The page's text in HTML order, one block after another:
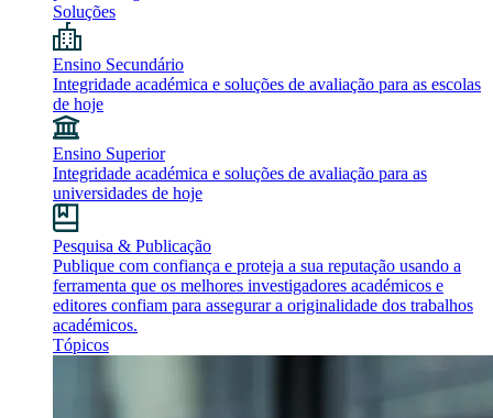
Soluções
Ensino Secundário
Integridade académica e soluções de avaliação para as escolas
de hoje
Ensino Superior
Integridade académica e soluções de avaliação para as
universidades de hoje
Pesquisa & Publicação
Publique com confiança e proteja a sua reputação usando a
ferramenta que os melhores investigadores académicos e
editores confiam para assegurar a originalidade dos trabalhos
académicos.
Tópicos